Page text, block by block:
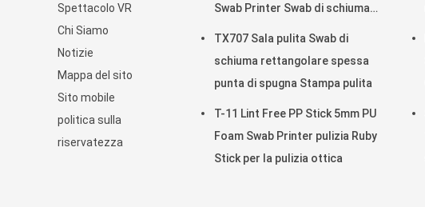
Spettacolo VR
Chi Siamo
Notizie
Mappa del sito
Sito mobile
politica sulla
riservatezza
Swab Printer Swab di schiuma
TX707 Sala pulita Swab di
schiuma rettangolare spessa
punta di spugna Stampa pulita
T-11 Lint Free PP Stick 5mm PU
Foam Swab Printer pulizia Ruby
Stick per la pulizia ottica